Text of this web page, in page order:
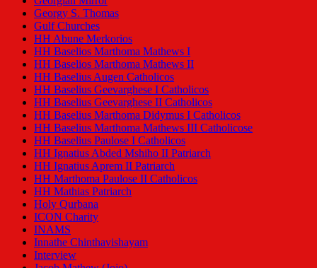
Georgy S. Thomas
Gulf Churches
HH Abune Merkorios
HH Baselios Marthoma Mathews I
HH Baselios Marthoma Mathews II
HH Baselius Augen Catholicos
HH Baselius Geevarghese I Catholicos
HH Baselius Geevarghese II Catholicos
HH Baselius Marthoma Didymus I Catholicos
HH Baselius Marthoma Mathews III Catholicose
HH Baselius Paulose I Catholicos
HH Ignatius Abded Mshiho II Patriarch
HH Ignatius Aprem II Patriarch
HH Marthoma Paulose II Catholicos
HH Mathias Patriarch
Holy Qurbana
ICON Charity
INAMS
Innathe Chinthavishayam
Interview